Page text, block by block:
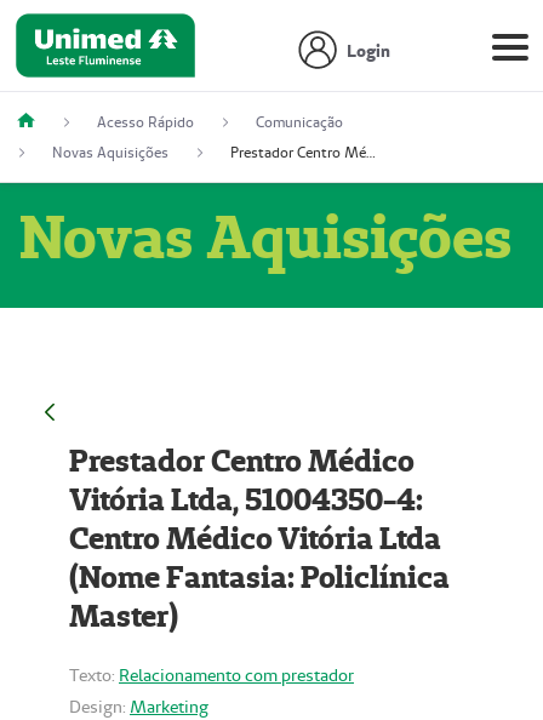
Login
Acesso Rápido
Comunicação
Novas Aquisições
Prestador Centro Médico Vitória Ltda, 51004350-4: Centro Médico Vitória Ltda (Nome Fantasia: Policlínica Master)
Novas Aquisições
Prestador Centro Médico
Vitória Ltda, 51004350-4:
Centro Médico Vitória Ltda
(Nome Fantasia: Policlínica
Master)
Texto: Relacionamento com prestador
Design: Marketing